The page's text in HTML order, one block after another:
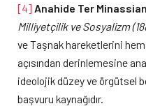
[4] Anahide Ter Minassian
Milliyetçilik ve Sosyalizm
ve Taşnak hareketlerini
açısından derinlemesine
ideolojik düzey ve örgütsel
başvuru kaynağıdır.